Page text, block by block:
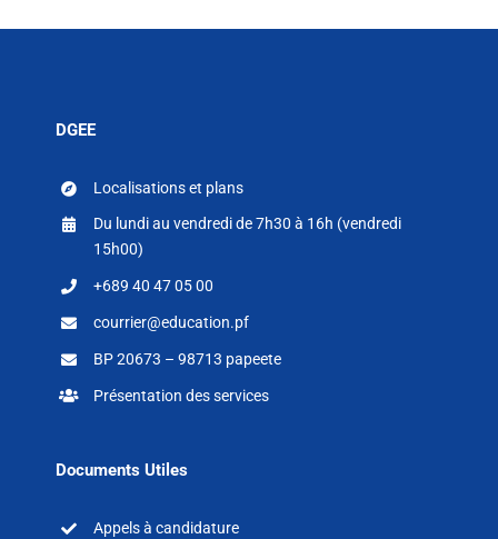
DGEE
Localisations et plans
Du lundi au vendredi de 7h30 à 16h (vendredi
15h00)
+689 40 47 05 00
courrier@education.pf
BP 20673 – 98713 papeete
Présentation des services
Documents Utiles
Appels à candidature